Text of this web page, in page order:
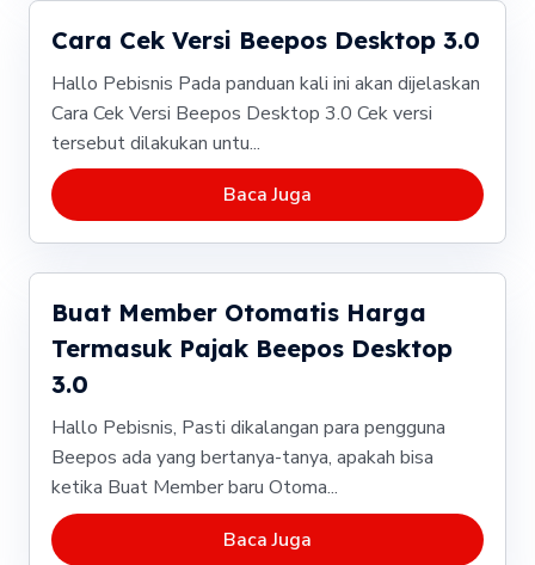
Cara Cek Versi Beepos Desktop 3.0
Hallo Pebisnis Pada panduan kali ini akan dijelaskan
Cara Cek Versi Beepos Desktop 3.0 Cek versi
tersebut dilakukan untu...
Baca Juga
Buat Member Otomatis Harga
Termasuk Pajak Beepos Desktop
3.0
Hallo Pebisnis, Pasti dikalangan para pengguna
Beepos ada yang bertanya-tanya, apakah bisa
ketika Buat Member baru Otoma...
Baca Juga